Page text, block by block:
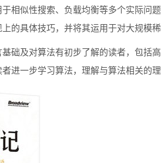
相似性搜索、负载均衡等多个实际问
的具体技巧，并将其运用于对大规模
础及对算法有初步了解的读者，包括
进一步学习算法，理解与算法相关的理